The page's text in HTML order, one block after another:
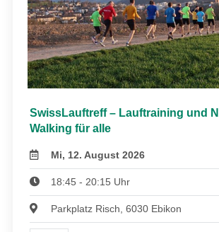
SwissLauftreff – Lauftraining und
Walking für alle
Mi, 12. August 2026
18:45 - 20:15 Uhr
Parkplatz Risch, 6030 Ebikon